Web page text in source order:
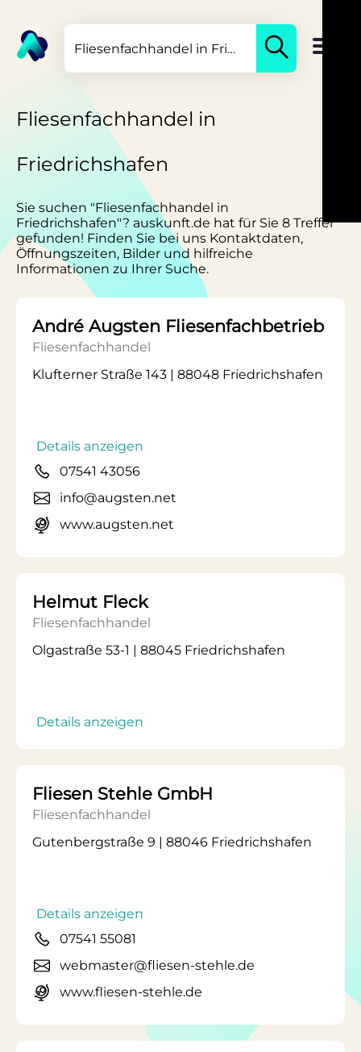
Fliesenfachhandel in
Friedrichshafen
Sie suchen "Fliesenfachhandel in
Friedrichshafen"? auskunft.de hat für Sie 8 Treffer
gefunden! Finden Sie bei uns Kontaktdaten,
Öffnungszeiten, Bilder und hilfreiche
Informationen zu Ihrer Suche.
André Augsten Fliesenfachbetrieb
Fliesenfachhandel
Klufterner Straße 143 | 88048 Friedrichshafen
Details anzeigen
07541 43056
info@augsten.net
www.augsten.net
Helmut Fleck
Fliesenfachhandel
Olgastraße 53-1 | 88045 Friedrichshafen
Details anzeigen
Fliesen Stehle GmbH
Fliesenfachhandel
Gutenbergstraße 9 | 88046 Friedrichshafen
Details anzeigen
07541 55081
webmaster@fliesen-stehle.de
www.fliesen-stehle.de